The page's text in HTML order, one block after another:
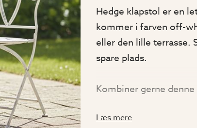
Hedge klapstol er en
kommer i farven off-
eller den lille terrasse.
spare plads.
Kombiner gerne
lakering som stolen,
Læs mere